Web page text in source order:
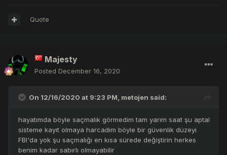
Quote
Majesty
Posted December 16, 2020
On 12/16/2020 at 9:23 PM, metojen said:
hayatımda böyle saçmalık görmedim tam yarım saat şu aptal
sisteme kayıt olmaya harcadım böyle bir güvenlik düzeyi
FBI'da yok şu saçmalığı en kısa sürede değiştirin herkes
benim kadar sabırlı olmayabilir